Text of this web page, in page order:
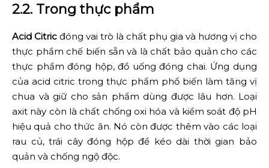
2.2. Trong thực phẩm
Acid Citric đóng vai trò là chất phụ gia và hương vị cho
thực phẩm chế biến sẵn và là chất bảo quản cho các
thực phẩm đóng hộp, đồ uống đóng chai. Ứng dụng
của acid citric trong thực phẩm phổ biến làm tăng vị
chua và giữ cho sản phẩm dùng được lâu hơn. Loại
axit này còn là chất chống oxi hóa và kiểm soát độ pH
hiệu quả cho thức ăn. Nó còn được thêm vào các loại
rau củ, trái cây đóng hộp để kéo dài thời gian bảo
quản và chống ngộ độc.